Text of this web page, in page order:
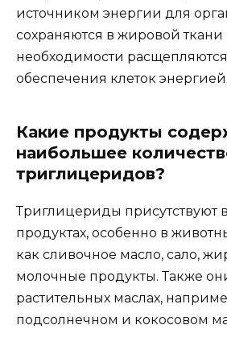
источником энергии для
сохраняются в жировой
необходимости
обеспечения клеток энергией.
Какие продукты
наибольшее
триглицеридов?
Триглицериды присутствуют
продуктах, особенно в
как сливочное масло, сало,
молочные продукты. Также
растительных маслах,
подсолнечном и кокосовом